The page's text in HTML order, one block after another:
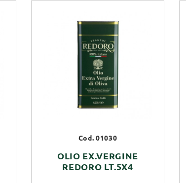
Cod. 01030
OLIO EX.VERGINE
REDORO LT.5X4